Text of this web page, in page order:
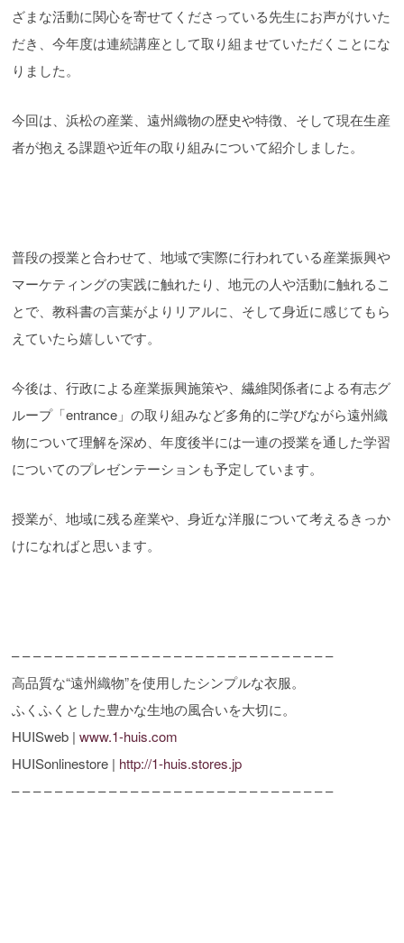
ざまな活動に関心を寄せてくださっている先生にお声がけいた
だき、今年度は連続講座として取り組ませていただくことにな
りました。
今回は、浜松の産業、遠州織物の歴史や特徴、そして現在生産
者が抱える課題や近年の取り組みについて紹介しました。
普段の授業と合わせて、地域で実際に行われている産業振興や
マーケティングの実践に触れたり、地元の人や活動に触れるこ
とで、教科書の言葉がよりリアルに、そして身近に感じてもら
えていたら嬉しいです。
今後は、行政による産業振興施策や、繊維関係者による有志グ
ループ「entrance」の取り組みなど多角的に学びながら遠州織
物について理解を深め、年度後半には一連の授業を通した学習
についてのプレゼンテーションも予定しています。
授業が、地域に残る産業や、身近な洋服について考えるきっか
けになればと思います。
– – – – – – – – – – – – – – – – – – – – – – – – – – – – – –
高品質な“遠州織物”を使用したシンプルな衣服。
ふくふくとした豊かな生地の風合いを大切に。
HUISweb |www.1-huis.com
HUISonlinestore | http://1-huis.stores.jp
– – – – – – – – – – – – – – – – – – – – – – – – – – – – – –